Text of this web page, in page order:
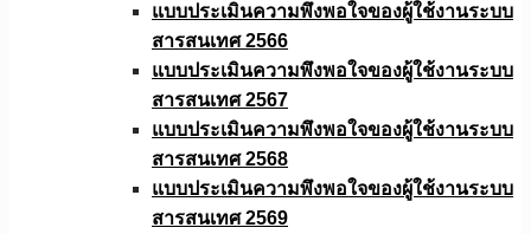
แบบประเมินความพึงพอใจของผู้ใช้งานระบบ
สารสนเทศ 2566
แบบประเมินความพึงพอใจของผู้ใช้งานระบบ
สารสนเทศ 2567
แบบประเมินความพึงพอใจของผู้ใช้งานระบบ
สารสนเทศ 2568
แบบประเมินความพึงพอใจของผู้ใช้งานระบบ
สารสนเทศ 2569